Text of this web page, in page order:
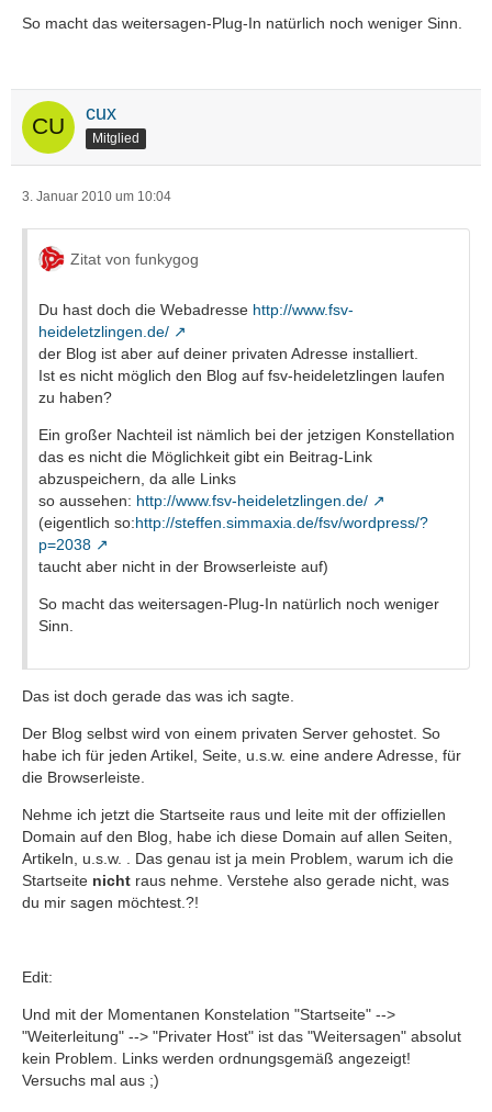
So macht das weitersagen-Plug-In natürlich noch weniger Sinn.
cux
Mitglied
3. Januar 2010 um 10:04
Zitat von funkygog
Du hast doch die Webadresse http://www.fsv-
heideletzlingen.de/
der Blog ist aber auf deiner privaten Adresse installiert.
Ist es nicht möglich den Blog auf fsv-heideletzlingen laufen
zu haben?
Ein großer Nachteil ist nämlich bei der jetzigen Konstellation
das es nicht die Möglichkeit gibt ein Beitrag-Link
abzuspeichern, da alle Links
so aussehen: http://www.fsv-heideletzlingen.de/
(eigentlich so:http://steffen.simmaxia.de/fsv/wordpress/?
p=2038
taucht aber nicht in der Browserleiste auf)
So macht das weitersagen-Plug-In natürlich noch weniger
Sinn.
Das ist doch gerade das was ich sagte.
Der Blog selbst wird von einem privaten Server gehostet. So
habe ich für jeden Artikel, Seite, u.s.w. eine andere Adresse, für
die Browserleiste.
Nehme ich jetzt die Startseite raus und leite mit der offiziellen
Domain auf den Blog, habe ich diese Domain auf allen Seiten,
Artikeln, u.s.w. . Das genau ist ja mein Problem, warum ich die
Startseite nicht raus nehme. Verstehe also gerade nicht, was
du mir sagen möchtest.?!
Edit:
Und mit der Momentanen Konstelation "Startseite" -->
"Weiterleitung" --> "Privater Host" ist das "Weitersagen" absolut
kein Problem. Links werden ordnungsgemäß angezeigt!
Versuchs mal aus ;)